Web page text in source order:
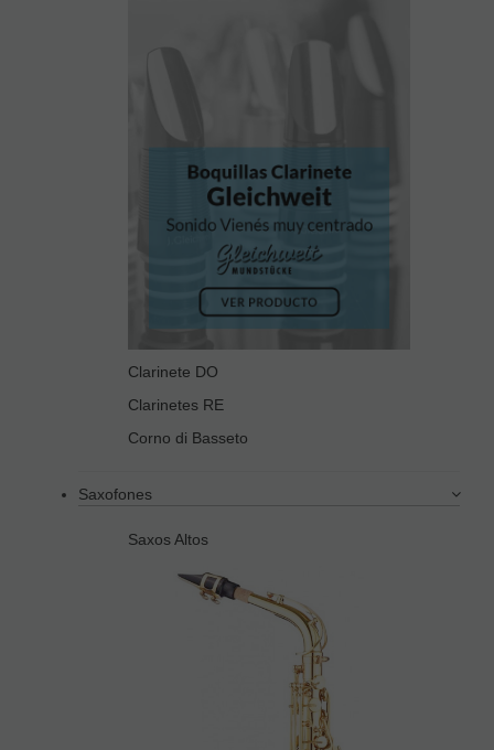
Clarinete DO
Clarinetes RE
Corno di Basseto
Saxofones
Saxos Altos